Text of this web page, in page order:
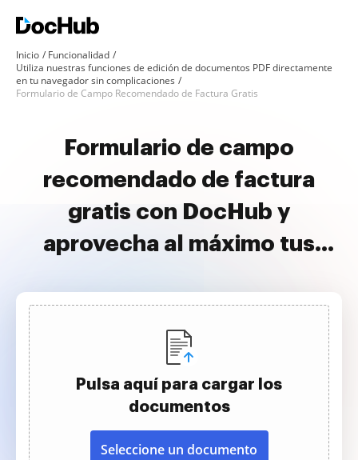
Inicio
Funcionalidad
Utiliza nuestras funciones de edición de documentos PDF directamente
en tu navegador sin complicaciones
Formulario de Campo Recomendado de Factura Gratis
Formulario de campo
recomendado de factura
gratis con DocHub y
aprovecha al máximo tus
Pulsa aquí para cargar los
documentos
Seleccione un documento